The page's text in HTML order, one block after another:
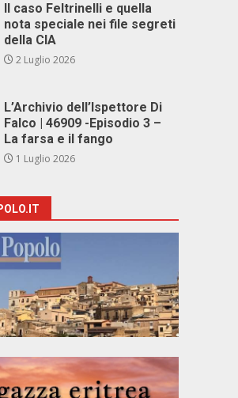
Il caso Feltrinelli e quella
nota speciale nei file segreti
della CIA
2 Luglio 2026
L’Archivio dell’Ispettore Di
Falco | 46909 -Episodio 3 –
La farsa e il fango
1 Luglio 2026